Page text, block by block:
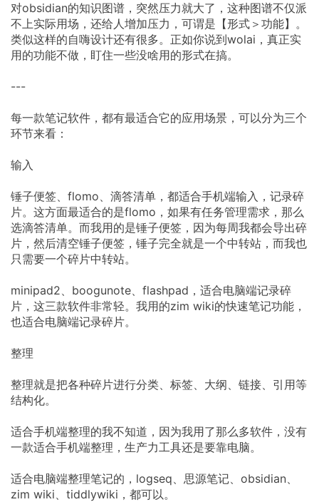
对obsidian的知识图谱，突然压力就大了，这种图谱不仅派
不上实际用场，还给人增加压力，可谓是【形式＞功能】。
类似这样的自嗨设计还有很多。正如你说到wolai，真正实
用的功能不做，盯住一些没啥用的形式在搞。
---
每一款笔记软件，都有最适合它的应用场景，可以分为三个
环节来看：
输入
锤子便签、flomo、滴答清单，都适合手机端输入，记录碎
片。这方面最适合的是flomo，如果有任务管理需求，那么
选滴答清单。而我用的是锤子便签，因为每周我都会导出碎
片，然后清空锤子便签，锤子完全就是一个中转站，而我也
只需要一个碎片中转站。
minipad2、boogunote、flashpad，适合电脑端记录碎
片，这三款软件非常轻。我用的zim wiki的快速笔记功能，
也适合电脑端记录碎片。
整理
整理就是把各种碎片进行分类、标签、大纲、链接、引用等
结构化。
适合手机端整理的我不知道，因为我用了那么多软件，没有
一款适合手机端整理，生产力工具还是要靠电脑。
适合电脑端整理笔记的，logseq、思源笔记、obsidian、
zim wiki、tiddlywiki，都可以。